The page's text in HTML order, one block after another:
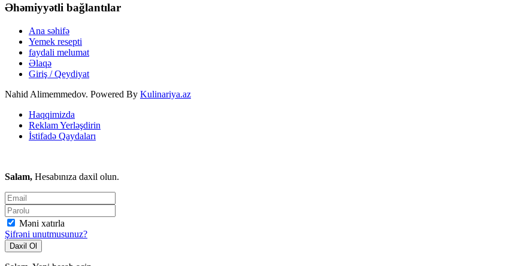
Əhəmiyyətli bağlantılar
Ana səhifə
Yemek resepti
faydali melumat
Əlaqə
Giriş / Qeydiyat
Nahid Alimemmedov. Powered By Kulinariya.az
Haqqimizda
Reklam Yerləşdirin
İstifadə Qaydaları
Salam, Hesabınıza daxil olun.
Məni xatırla
Şifrəni unutmusunuz?
Daxil Ol